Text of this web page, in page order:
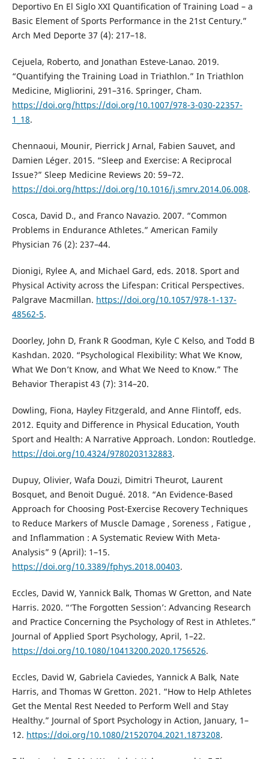
Deportivo En El Siglo XXI Quantification of Training Load – a
Basic Element of Sports Performance in the 21st Century.”
Arch Med Deporte 37 (4): 217–18.
Cejuela, Roberto, and Jonathan Esteve-Lanao. 2019.
“Quantifying the Training Load in Triathlon.” In Triathlon
Medicine, Migliorini, 291–316. Springer, Cham.
https://doi.org/https://doi.org/10.1007/978-3-030-22357-
1_18.
Chennaoui, Mounir, Pierrick J Arnal, Fabien Sauvet, and
Damien Léger. 2015. “Sleep and Exercise: A Reciprocal
Issue?” Sleep Medicine Reviews 20: 59–72.
https://doi.org/https://doi.org/10.1016/j.smrv.2014.06.008.
Cosca, David D., and Franco Navazio. 2007. “Common
Problems in Endurance Athletes.” American Family
Physician 76 (2): 237–44.
Dionigi, Rylee A, and Michael Gard, eds. 2018. Sport and
Physical Activity across the Lifespan: Critical Perspectives.
Palgrave Macmillan. https://doi.org/10.1057/978-1-137-
48562-5.
Doorley, John D, Frank R Goodman, Kyle C Kelso, and Todd B
Kashdan. 2020. “Psychological Flexibility: What We Know,
What We Don’t Know, and What We Need to Know.” The
Behavior Therapist 43 (7): 314–20.
Dowling, Fiona, Hayley Fitzgerald, and Anne Flintoff, eds.
2012. Equity and Difference in Physical Education, Youth
Sport and Health: A Narrative Approach. London: Routledge.
https://doi.org/10.4324/9780203132883.
Dupuy, Olivier, Wafa Douzi, Dimitri Theurot, Laurent
Bosquet, and Benoit Dugué. 2018. “An Evidence-Based
Approach for Choosing Post-Exercise Recovery Techniques
to Reduce Markers of Muscle Damage , Soreness , Fatigue ,
and Inflammation : A Systematic Review With Meta-
Analysis” 9 (April): 1–15.
https://doi.org/10.3389/fphys.2018.00403.
Eccles, David W, Yannick Balk, Thomas W Gretton, and Nate
Harris. 2020. “‘The Forgotten Session’: Advancing Research
and Practice Concerning the Psychology of Rest in Athletes.”
Journal of Applied Sport Psychology, April, 1–22.
https://doi.org/10.1080/10413200.2020.1756526.
Eccles, David W, Gabriela Caviedes, Yannick A Balk, Nate
Harris, and Thomas W Gretton. 2021. “How to Help Athletes
Get the Mental Rest Needed to Perform Well and Stay
Healthy.” Journal of Sport Psychology in Action, January, 1–
12. https://doi.org/10.1080/21520704.2021.1873208.